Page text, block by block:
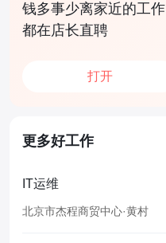
钱多事少离家近的工作
都在店长直聘
打开
更多好工作
IT运维
北京市杰程商贸中心·黄村